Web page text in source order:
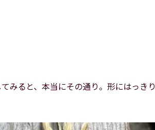
みると、本当にその通り。形にはっきり